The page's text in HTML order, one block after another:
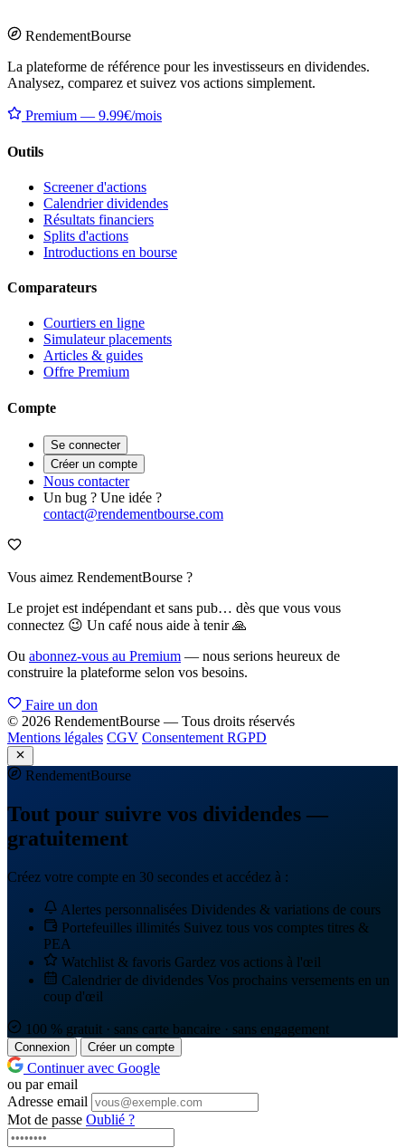
RendementBourse
La plateforme de référence pour les investisseurs en dividendes.
Analysez, comparez et suivez vos actions simplement.
Premium — 9.99€/mois
Outils
Screener d'actions
Calendrier dividendes
Résultats financiers
Splits d'actions
Introductions en bourse
Comparateurs
Courtiers en ligne
Simulateur placements
Articles & guides
Offre Premium
Compte
Se connecter
Créer un compte
Nous contacter
Un bug ? Une idée ?
contact@rendementbourse.com
Vous aimez RendementBourse ?
Le projet est indépendant et sans pub… dès que vous vous
connectez 😉 Un café nous aide à tenir 🙏
Ou abonnez-vous au Premium — nous serions heureux de
construire la plateforme selon vos besoins.
Faire un don
© 2026 RendementBourse — Tous droits réservés
Mentions légales CGV Consentement RGPD
RendementBourse
Tout pour suivre vos dividendes —
gratuitement
Créez votre compte en 30 secondes et accédez à :
Alertes personnalisées Dividendes & variations de cours
Portefeuilles illimités Suivez tous vos comptes titres &
PEA
Watchlist & favoris Gardez vos actions à l'œil
Calendrier de dividendes Vos prochains versements en un
coup d'œil
100 % gratuit · sans carte bancaire · sans engagement
Connexion Créer un compte
Continuer avec Google
ou par email
Adresse email
Mot de passe Oublié ?